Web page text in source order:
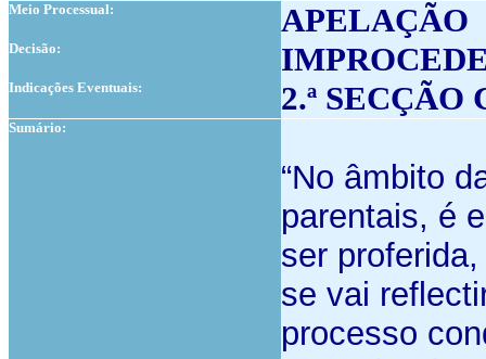
Meio Processual: APELAÇÃO
Decisão:
Indicações Eventuais: 2.ª SECÇÃO
Sumário:
“No âmbito
parentais, é
ser
se vai
processo